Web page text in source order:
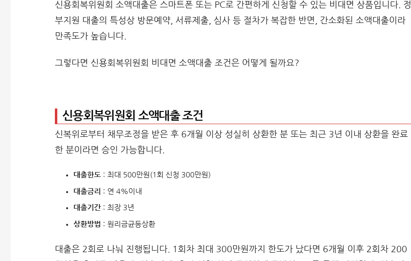
신용회복위원회 소액대출은 스마트폰 또는 PC로 간편하게 신청할 수 있는 비대면 상품입니다. 정
부지원 대출의 특성상 방문예약, 서류제출, 심사 등 절차가 복잡한 반면, 간소화된 소액대출이라
만족도가 높습니다.
그렇다면 신용회복위원회 비대면 소액대출 조건은 어떻게 될까요?
신용회복위원회 소액대출 조건
신복위로부터 채무조정을 받은 후 6개월 이상 성실히 상환한 분 또는 최근 3년 이내 상환을 완료
한 분이라면 승인 가능합니다.
대출한도: 최대 500만원(1회 신청 300만원)
대출금리 : 연 4%이내
대출기간: 최장 3년
상환방법 : 원리금균등상환
대출은 2회로 나눠 진행됩니다. 1회차 최대 300만원까지 한도가 났다면 6개월 이후 2회차 200